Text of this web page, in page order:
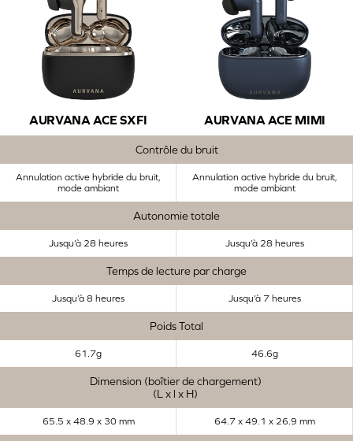
AURVANA ACE SXFI AURVANA ACE MIMI
Contrôle du bruit
Annulation active hybride du bruit,
mode ambiant
Annulation active hybride du bruit,
mode ambiant
Autonomie totale
Jusqu’à 28 heures Jusqu’à 28 heures
Temps de lecture par charge
Jusqu’à 8 heures Jusqu’à 7 heures
Poids Total
61.7g 46.6g
Dimension (boîtier de chargement)
(L x l x H)
65.5 x 48.9 x 30 mm 64.7 x 49.1 x 26.9 mm